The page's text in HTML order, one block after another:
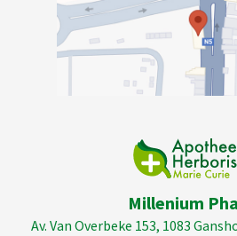
Millenium
Av. Van Overbeke 153, 1083